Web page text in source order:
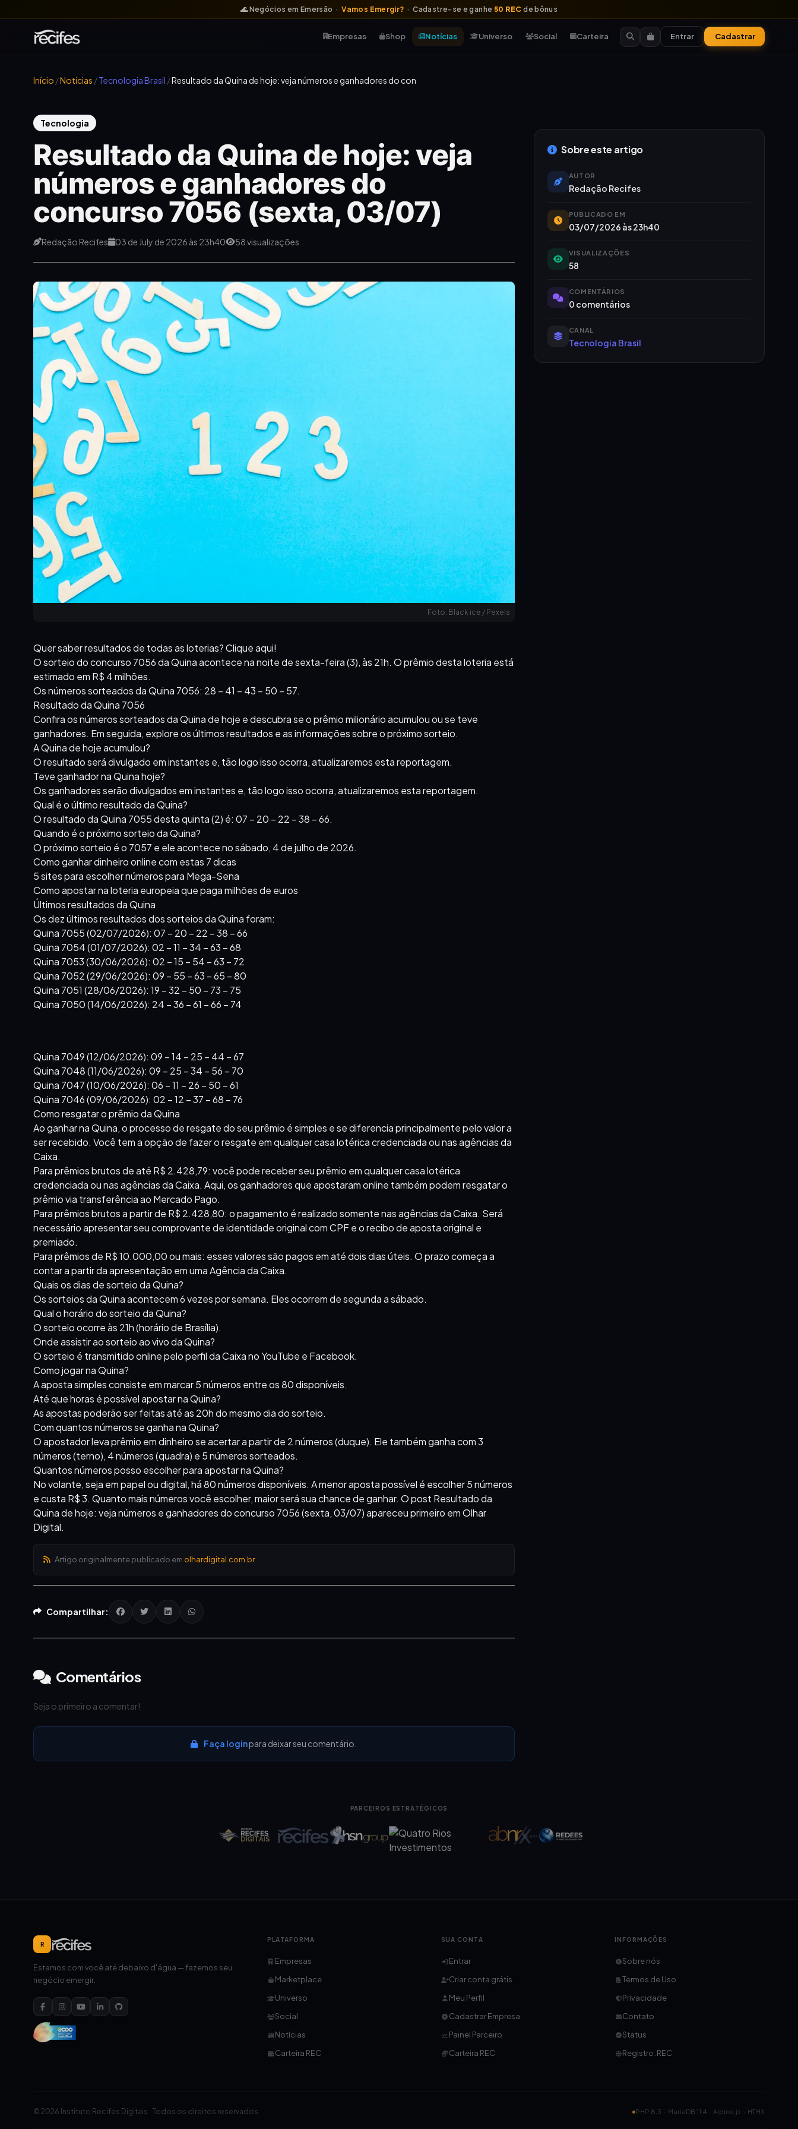
🌊 Negócios em Emersão ·Vamos Emergir? · Cadastre-se e ganhe50 RECde bônus
Empresas Shop Notícias Universo Social Carteira Entrar Cadastrar
Início /Notícias /Tecnologia Brasil /Resultado da Quina de hoje: veja números e ganhadores do con
Tecnologia
Resultado da Quina de hoje: veja
números e ganhadores do
concurso 7056 (sexta, 03/07)
Redação Recifes 03 de July de 2026 às 23h40 58 visualizações
Foto: Black ice / Pexels
Quer saber resultados de todas as loterias? Clique aqui!
O sorteio do concurso 7056 da Quina acontece na noite de sexta-feira (3), às 21h. O prêmio desta loteria está
estimado em R$ 4 milhões.
Os números sorteados da Quina 7056: 28 – 41 – 43 – 50 – 57.
Resultado da Quina 7056
Confira os números sorteados da Quina de hoje e descubra se o prêmio milionário acumulou ou se teve
ganhadores. Em seguida, explore os últimos resultados e as informações sobre o próximo sorteio.
A Quina de hoje acumulou?
O resultado será divulgado em instantes e, tão logo isso ocorra, atualizaremos esta reportagem.
Teve ganhador na Quina hoje?
Os ganhadores serão divulgados em instantes e, tão logo isso ocorra, atualizaremos esta reportagem.
Qual é o último resultado da Quina?
O resultado da Quina 7055 desta quinta (2) é: 07 – 20 – 22 – 38 – 66.
Quando é o próximo sorteio da Quina?
O próximo sorteio é o 7057 e ele acontece no sábado, 4 de julho de 2026.
Como ganhar dinheiro online com estas 7 dicas
5 sites para escolher números para Mega-Sena
Como apostar na loteria europeia que paga milhões de euros
Últimos resultados da Quina
Os dez últimos resultados dos sorteios da Quina foram:
Quina 7055 (02/07/2026): 07 – 20 – 22 – 38 – 66
Quina 7054 (01/07/2026): 02 – 11 – 34 – 63 – 68
Quina 7053 (30/06/2026): 02 – 15 – 54 – 63 – 72
Quina 7052 (29/06/2026): 09 – 55 – 63 – 65 – 80
Quina 7051 (28/06/2026): 19 – 32 – 50 – 73 – 75
Quina 7050 (14/06/2026): 24 – 36 – 61 – 66 – 74
Quina 7049 (12/06/2026): 09 – 14 – 25 – 44 – 67
Quina 7048 (11/06/2026): 09 – 25 – 34 – 56 – 70
Quina 7047 (10/06/2026): 06 – 11 – 26 – 50 – 61
Quina 7046 (09/06/2026): 02 – 12 – 37 – 68 – 76
Como resgatar o prêmio da Quina
Ao ganhar na Quina, o processo de resgate do seu prêmio é simples e se diferencia principalmente pelo valor a
ser recebido. Você tem a opção de fazer o resgate em qualquer casa lotérica credenciada ou nas agências da
Caixa.
Para prêmios brutos de até R$ 2.428,79: você pode receber seu prêmio em qualquer casa lotérica
credenciada ou nas agências da Caixa. Aqui, os ganhadores que apostaram online também podem resgatar o
prêmio via transferência ao Mercado Pago.
Para prêmios brutos a partir de R$ 2.428,80: o pagamento é realizado somente nas agências da Caixa. Será
necessário apresentar seu comprovante de identidade original com CPF e o recibo de aposta original e
premiado.
Para prêmios de R$ 10.000,00 ou mais: esses valores são pagos em até dois dias úteis. O prazo começa a
contar a partir da apresentação em uma Agência da Caixa.
Quais os dias de sorteio da Quina?
Os sorteios da Quina acontecem 6 vezes por semana. Eles ocorrem de segunda a sábado.
Qual o horário do sorteio da Quina?
O sorteio ocorre às 21h (horário de Brasília).
Onde assistir ao sorteio ao vivo da Quina?
O sorteio é transmitido online pelo perfil da Caixa no YouTube e Facebook.
Como jogar na Quina?
A aposta simples consiste em marcar 5 números entre os 80 disponíveis.
Até que horas é possível apostar na Quina?
As apostas poderão ser feitas até as 20h do mesmo dia do sorteio.
Com quantos números se ganha na Quina?
O apostador leva prêmio em dinheiro se acertar a partir de 2 números (duque). Ele também ganha com 3
números (terno), 4 números (quadra) e 5 números sorteados.
Quantos números posso escolher para apostar na Quina?
No volante, seja em papel ou digital, há 80 números disponíveis. A menor aposta possível é escolher 5 números
e custa R$ 3. Quanto mais números você escolher, maior será sua chance de ganhar. O post Resultado da
Quina de hoje: veja números e ganhadores do concurso 7056 (sexta, 03/07) apareceu primeiro em Olhar
Digital.
Artigo originalmente publicado em olhardigital.com.br
Compartilhar:
Comentários
Seja o primeiro a comentar!
Faça loginpara deixar seu comentário.
Sobre este artigo
AUTOR
Redação Recifes
PUBLICADO EM
03/07/2026 às 23h40
VISUALIZAÇÕES
58
COMENTÁRIOS
0 comentários
CANAL
Tecnologia Brasil
PARCEIROS ESTRATÉGICOS
R
Estamos com você até debaixo d'água — fazemos seu
negócio emergir.
PLATAFORMA
Empresas
Marketplace
Universo
Social
Notícias
Carteira REC
SUA CONTA
Entrar
Criar conta grátis
Meu Perfil
Cadastrar Empresa
Painel Parceiro
Carteira REC
INFORMAÇÕES
Sobre nós
Termos de Uso
Privacidade
Contato
Status
Registro .REC
© 2026 Instituto Recifes Digitais · Todos os direitos reservados PHP 8.3 · MariaDB 11.4 · Alpine.js · HTMX